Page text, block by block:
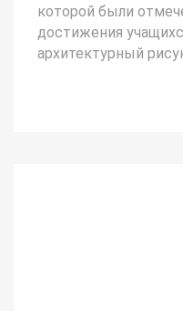
которой были
достижения
архитектурный